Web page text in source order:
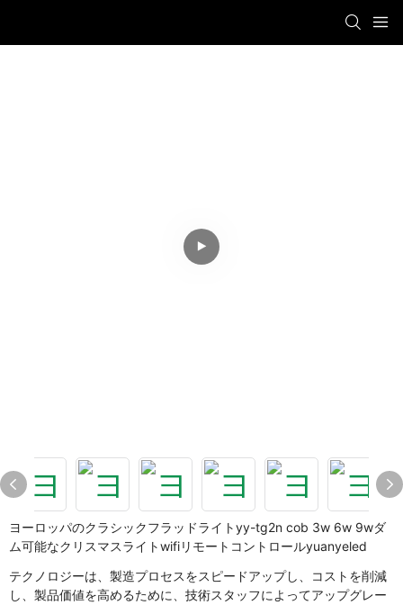
ヨーロッパのクラシックフラッドライトyy-tg2n cob 3w 6w 9wダ
ム可能なクリスマスライトwifiリモートコントロールyuanyeled
テクノロジーは、製造プロセスをスピードアップし、コストを削減
し、製品価値を高めるために、技術スタッフによってアップグレー